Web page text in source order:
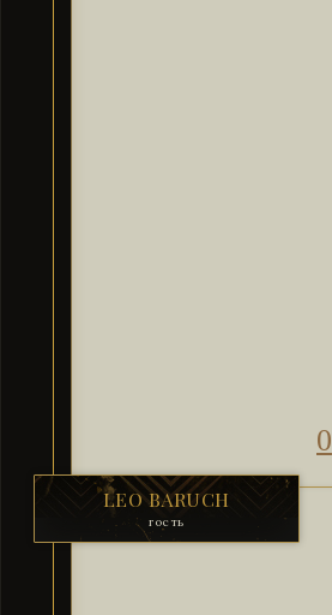
0
LEO BARUCH
гость